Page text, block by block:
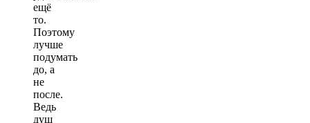
ещё
то.
Поэтому
лучше
подумать
до, а
не
после.
Ведь
душ